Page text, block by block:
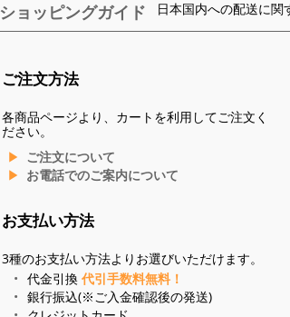
ショッピングガイド 日本国内への配送に関
ご注文方法
各商品ページより、カートを利用してご注文く
ださい。
ご注文について
お電話でのご案内について
お支払い方法
3種のお支払い方法よりお選びいただけます。
代金引換 代引手数料無料！
銀行振込(※ご入金確認後の発送)